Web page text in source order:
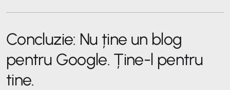
Concluzie: Nu ține un blog
pentru Google. Ține-l pentru
tine.